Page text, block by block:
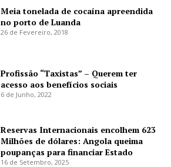
Meia tonelada de cocaína apreendida
no porto de Luanda
26 de Fevereiro, 2018
Profissão “Taxistas” – Querem ter
acesso aos benefícios sociais
6 de Junho, 2022
Reservas Internacionais encolhem 623
Milhões de dólares: Angola queima
poupanças para financiar Estado
16 de Setembro, 2025